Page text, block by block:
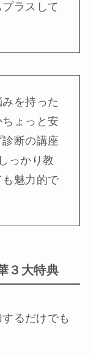
ラスして
を持った
ょっと安
断の講座
っかり教
も魅力的で
３大特典
るだけでも